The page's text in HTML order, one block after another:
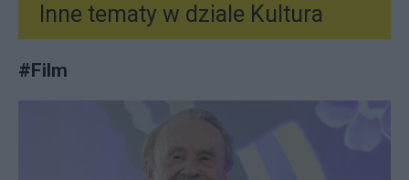
Inne tematy w dziale Kultura
#Film